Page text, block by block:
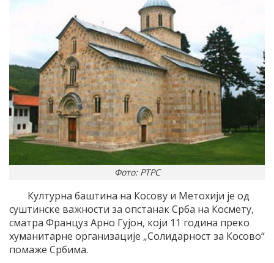
Фото: РТРС
Културна баштина на Косову и Метохији је од
суштинске важности за опстанак Срба на Космету,
сматра Француз Арно Гујон, који 11 година преко
хуманитарне организације „Солидарност за Косово“
помаже Србима.